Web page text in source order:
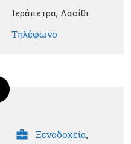
Ιεράπετρα, Λασίθι
Τηλέφωνο
Ξενοδοχεία,